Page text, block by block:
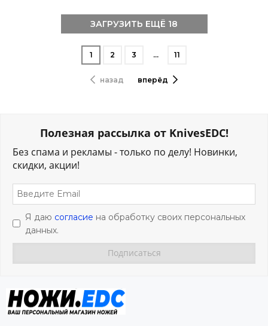
ЗАГРУЗИТЬ ЕЩЁ 18
назад
1 2 3 … 11
вперёд
Полезная рассылка от KnivesEDC!
Без спама и рекламы - только по делу! Новинки,
скидки, акции!
Я даю согласие на обработку своих персональных
данных.